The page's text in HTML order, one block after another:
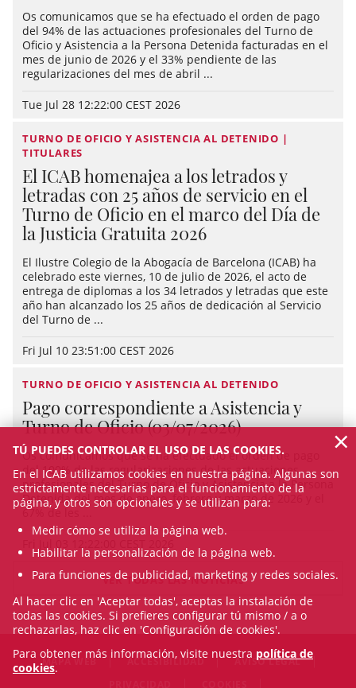
Os comunicamos que se ha efectuado el orden de pago
del 94% de las actuaciones profesionales del Turno de
Oficio y Asistencia a la Persona Detenida facturadas en el
mes de junio de 2026 y el 33% pendiente de las
regularizaciones del mes de abril ...
Tue Jul 28 12:22:00 CEST 2026
TURNO DE OFICIO Y ASISTENCIA AL DETENIDO |
TITULARES
El ICAB homenajea a los letrados y
letradas con 25 años de servicio en el
Turno de Oficio en el marco del Día de
la Justicia Gratuita 2026
El Ilustre Colegio de la Abogacía de Barcelona (ICAB) ha
celebrado este viernes, 10 de julio de 2026, el acto de
entrega de diplomas a los 34 letrados y letradas que este
año han alcanzado los 25 años de dedicación al Servicio
del Turno de ...
Fri Jul 10 23:51:00 CEST 2026
TURNO DE OFICIO Y ASISTENCIA AL DETENIDO
Pago correspondiente a Asistencia y
Turno de Oficio (03/07/2026)
Os comunicamos que se ha efectuado el orden de pago
del 100% de las regularizaciones de las actuaciones
profesionales del Turno de Oficio y Asistencia a la Persona
Detenida del mes de enero, febrero y marzo de 2026 y el
67% de les ...
VER TODAS LAS NOTICIAS
MAPA WEB ACCESIBILIDAD
AVISO LEGAL
TÚ PUEDES CONTROLAR EL USO DE LAS COOKIES.
En el ICAB utilizamos cookies en nuestra página. Algunas son
estrictamente necesarias para el funcionamiento de la
página, y otros son opcionales y se utilizan para:
Medir cómo se utiliza la página web.
Habilitar la personalización de la página web.
Para funciones de publicidad, marketing y redes sociales.
Al hacer clic en 'Aceptar todas', aceptas la instalación de
todas las cookies. Si prefieres configurar tú mismo / a o
rechazarlas, haz clic en 'Configuración de cookies'.
Para obtener más información, visite nuestra política de
cookies.
×